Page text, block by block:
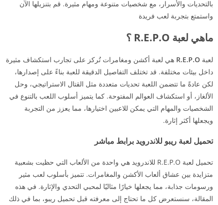
بالتحديات والأسرار، مع شخصيات متنوعة ومهام مثيرة. قم بتنزيلها الآن
واستمتع بتجربة لعب فريدة
ماهي لعبة R.E.P.O ؟
لعبة R.E.P.O هي لعبة أكشن ومغامرات تُركز على تجارب استكشاف مثيرة
داخل بيئات مختلفة. قد تختلف التفاصيل الدقيقة للعبة بناءً على إصدارها،
لكن عادةً ما تتضمن اللعبة تحديات متعددة مثل القتال الاستراتيجي، وحل
الألغاز، أو استكشاف العوالم المفتوحة. كما يتميز أسلوب اللعب بالتنوع في
الشخصيات والمهام التي يمكن للاعبين اختيارها، مما يعزز من التجربة
ويجعلها أكثر إثارة.
تحميل لعبة ريبو للاندرويد برابط مباشر
تحميل لعبة R.E.P.O للاندرويد هي واحدة من الألعاب التي حظيت بشعبية
متزايدة بين عشاق ألعاب الأكشن والمغامرات. تتميز بأسلوب لعب مثير
ورسومات جذابة، مما يجعلها خيارًا مثاليًا لمحبي التحدي والإثارة. في هذه
المقالة، سنستعرض كل ما تحتاج إلى معرفته قبل تحميل ريبو، بما في ذلك